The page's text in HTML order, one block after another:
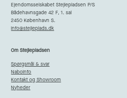
Ejendomsselskabet Stejlepladsen P/S
Bådehavnsgade 42 F, 1. sal
2450 København S.
info@stejleplads.dk
Om Stejlepladsen
Spørgsmål & svar
Naboinfo
Kontakt og Showroom
Nyheder